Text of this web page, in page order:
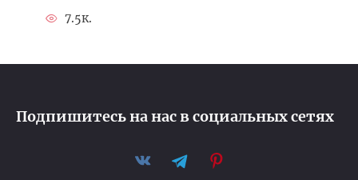
7.5к.
Подпишитесь на нас в социальных сетях